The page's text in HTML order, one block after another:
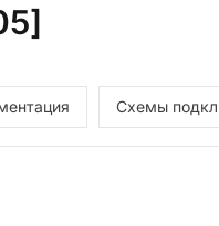
Схемы